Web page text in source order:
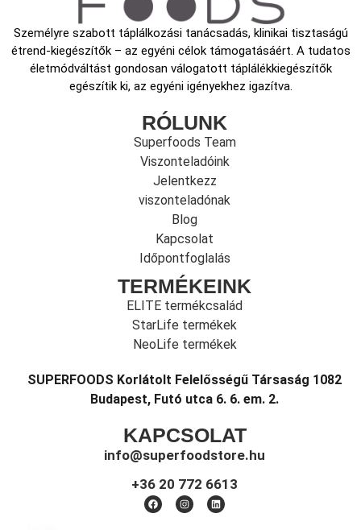
Személyre szabott táplálkozási tanácsadás, klinikai tisztaságú
étrend-kiegészítők – az egyéni célok támogatásáért. A tudatos
életmódváltást gondosan válogatott táplálékkiegészítők
egészítik ki, az egyéni igényekhez igazítva.
RÓLUNK
Superfoods Team
Viszonteladóink
Jelentkezz
viszonteladónak
Blog
Kapcsolat
Időpontfoglalás
TERMÉKEINK
ELITE termékcsalád
StarLife termékek
NeoLife termékek
SUPERFOODS Korlátolt Felelősségű Társaság 1082
Budapest, Futó utca 6. 6. em. 2.
KAPCSOLAT
info@superfoodstore.hu
+36 20 772 6613